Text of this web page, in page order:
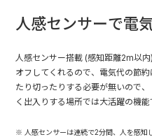
人感センサーで電
人感センサー搭載 (感知距離2m以
オフしてくれるので、電気代の節
たり切ったりする必要が無いので
く出入りする場所では大活躍の機能
人感センサーは連続で2分間、人を感